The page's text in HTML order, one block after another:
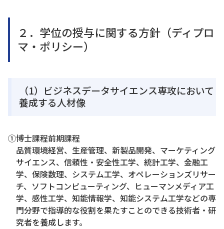
２．学位の授与に関する方針（ディプロ
マ・ポリシー）
（1）ビジネスデータサイエンス専攻において
養成する人材像
①博士課程前期課程
品質環境経営、生産管理、新製品開発、マーケティング
サイエンス、信頼性・安全性工学、統計工学、金融工
学、保険数理、システム工学、オペレーションズリサー
チ、ソフトコンピューティング、ヒューマンメディア工
学、感性工学、知能情報学、知能システム工学などの専
門分野で指導的な役割を果たすことのできる技術者・研
究者を養成します。